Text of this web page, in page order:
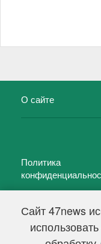
Сайт 47news
О сайте
Политика
47 новостей (47